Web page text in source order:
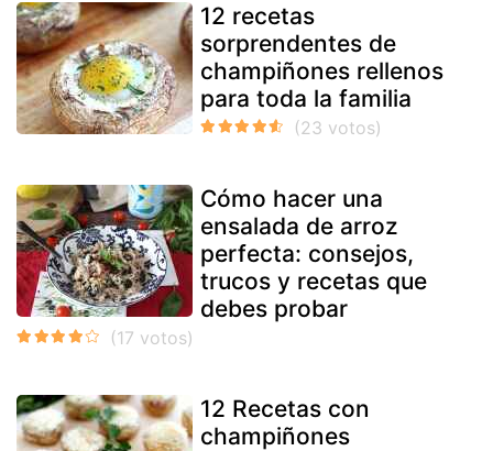
12 recetas
sorprendentes de
champiñones rellenos
para toda la familia
Cómo hacer una
ensalada de arroz
perfecta: consejos,
trucos y recetas que
debes probar
12 Recetas con
champiñones